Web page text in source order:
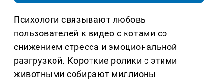
Психологи связывают любовь
пользователей к видео с котами со
снижением стресса и эмоциональной
разгрузкой. Короткие ролики с этими
животными собирают миллионы